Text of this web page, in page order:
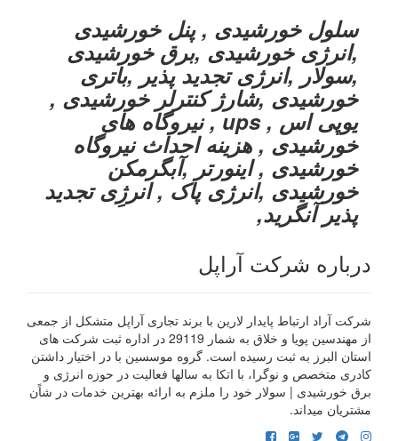
سلول خورشیدی , پنل خورشیدی
,انرژی خورشیدی ,برق خورشیدی
,سولار ,انرژی تجدید پذیر ,باتری
خورشیدی ,شارژ کنترلر خورشیدی ,
یوپی اس , ups , نیروگاه های
خورشیدی , هزینه احداث نیروگاه
خورشیدی , اینورتر ,آبگرمکن
خورشیدی ,انرژی پاک , انرژِی تجدید
پذیر آنگرید,
درباره شرکت آراپل
شرکت آراد ارتباط پایدار لارین با برند تجاری آراپل متشکل از جمعی
از مهندسین پویا و خلاق به شمار 29119 در اداره ثبت شرکت های
استان البرز به ثبت رسیده است. گروه موسسین با در اختیار داشتن
کادری متخصص و نوگرا، با اتکا به سالها فعالیت در حوزه انرژی و
برق خورشیدی | سولار خود را ملزم به ارائه بهترین خدمات در شاًن
مشتریان میداند.